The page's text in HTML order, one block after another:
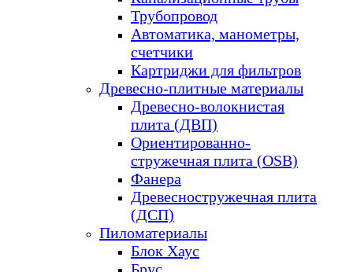
Трубопровод
Автоматика, манометры,
счетчики
Картриджи для фильтров
Древесно-плитные материалы
Древесно-волокнистая
плита (ДВП)
Ориентированно-
стружечная плита (OSB)
Фанера
Древесностружечная плита
(ДСП)
Пиломатериалы
Блок Хаус